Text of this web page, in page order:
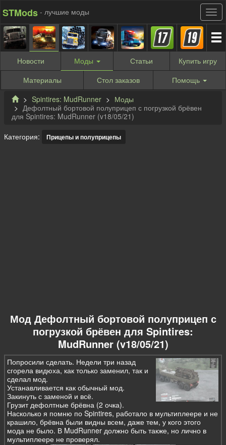
STMods - лучшие моды
Новости Моды Статьи Купить игру
Материалы
Стол заказов
Помощь
Spintires: MudRunner
Моды
Дефолтный бортовой полуприцеп с погрузкой брёвен
для Spintires: MudRunner (v18/05/21)
Категория: Прицепы и полуприцепы
Мод Дефолтный бортовой полуприцеп с
погрузкой брёвен для Spintires:
MudRunner (v18/05/21)
Попросили сделать. Недели три назад
сгорела видюха, как только заменил, так и
сделал мод.
Устанавливается как обычный мод.
Закинуть с заменой и всё.
Грузит дефолтные брёвна (2 очка).
Насколько я помню по Spintires, работало в мультиплеере и не
крашило, брёвна были видны всем, даже тем, у кого этого
мода не было. В MudRunner должно быть также, но лично в
мультиплеере не проверял.